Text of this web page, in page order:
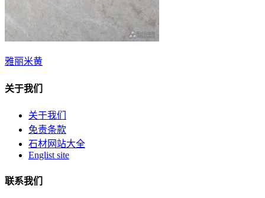
雅丽米黄
关于我们
关于我们
免责条款
石材网站大全
Englist site
联系我们